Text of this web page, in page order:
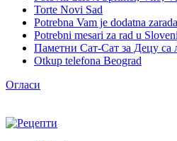
Torte Novi Sad
Potrebna Vam je dodatna
Potrebni mesari za rad u
Паметни Сат-Сат за Децу
Otkup telefona Beograd
Огласи